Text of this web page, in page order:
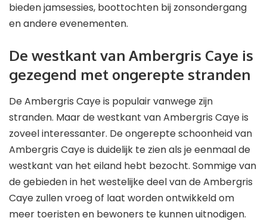
bieden jamsessies, boottochten bij zonsondergang
en andere evenementen.
De westkant van Ambergris Caye is
gezegend met ongerepte stranden
De Ambergris Caye is populair vanwege zijn
stranden. Maar de westkant van Ambergris Caye is
zoveel interessanter. De ongerepte schoonheid van
Ambergris Caye is duidelijk te zien als je eenmaal de
westkant van het eiland hebt bezocht. Sommige van
de gebieden in het westelijke deel van de Ambergris
Caye zullen vroeg of laat worden ontwikkeld om
meer toeristen en bewoners te kunnen uitnodigen.